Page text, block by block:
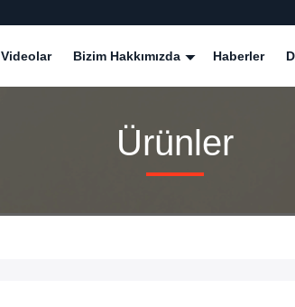
Videolar Bizim Hakkımızda Haberler
Ürünler